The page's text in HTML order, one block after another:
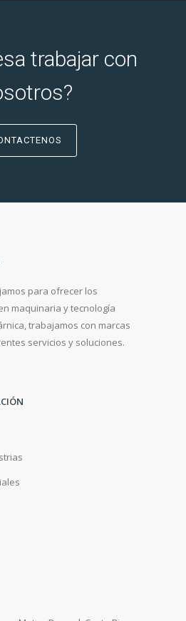
trabajar con
para ofrecer los
maquinaria y tecnología
trabajamos con marcas
servicios y soluciones.